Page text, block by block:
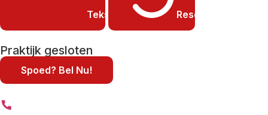
Tekst kleiner Resetten
Praktijk gesloten
Spoed? Bel Nu!